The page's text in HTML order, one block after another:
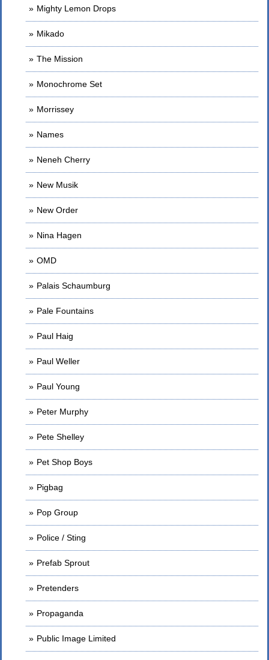
Mighty Lemon Drops
Mikado
The Mission
Monochrome Set
Morrissey
Names
Neneh Cherry
New Musik
New Order
Nina Hagen
OMD
Palais Schaumburg
Pale Fountains
Paul Haig
Paul Weller
Paul Young
Peter Murphy
Pete Shelley
Pet Shop Boys
Pigbag
Pop Group
Police / Sting
Prefab Sprout
Pretenders
Propaganda
Public Image Limited